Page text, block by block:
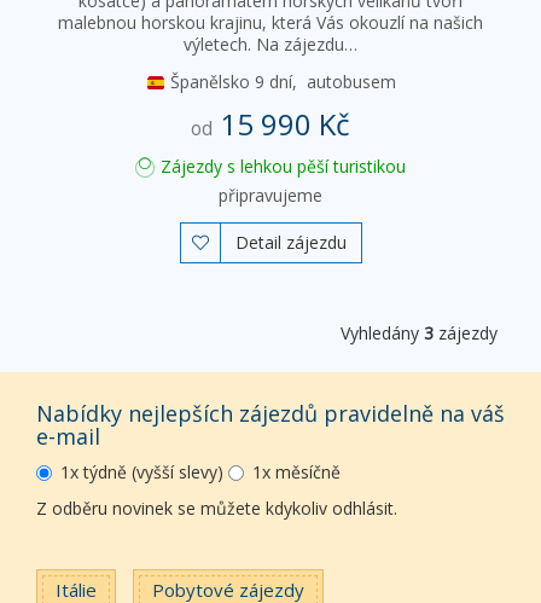
malebnou horskou krajinu, která Vás okouzlí na našich
výletech. Na zájezdu…
Španělsko 9 dní, autobusem
od 15 990 Kč
Zájezdy s lehkou pěší turistikou
připravujeme
 Detail zájezdu
Vyhledány 3 zájezdy
Nabídky nejlepších zájezdů pravidelně na váš
e-mail
1x týdně (vyšší slevy)
1x měsíčně
Z odběru novinek se můžete kdykoliv odhlásit.
Itálie Pobytové zájezdy